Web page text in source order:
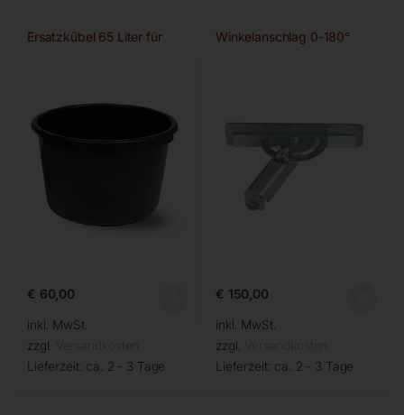
Ersatzkübel 65 Liter für
€ 60,00
inkl. MwSt.
zzgl. Versandkosten
Lieferzeit: ca. 2 - 3 Tage
Winkelanschlag 0-180°
€ 150,00
inkl. MwSt.
zzgl. Versandkosten
Lieferzeit: ca. 2 - 3 Tage